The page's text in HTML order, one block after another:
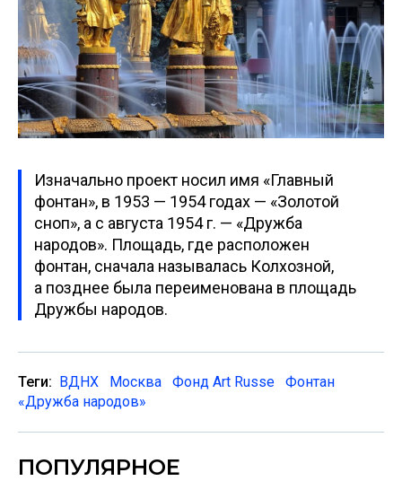
Изначально проект носил имя «Главный
фонтан», в 1953 — 1954 годах — «Золотой
сноп», а с августа 1954 г. — «Дружба
народов». Площадь, где расположен
фонтан, сначала называлась Колхозной,
а позднее была переименована в площадь
Дружбы народов.
Теги: ВДНХ Москва Фонд Art Russe
Фонтан
«Дружба народов»
ПОПУЛЯРНОЕ